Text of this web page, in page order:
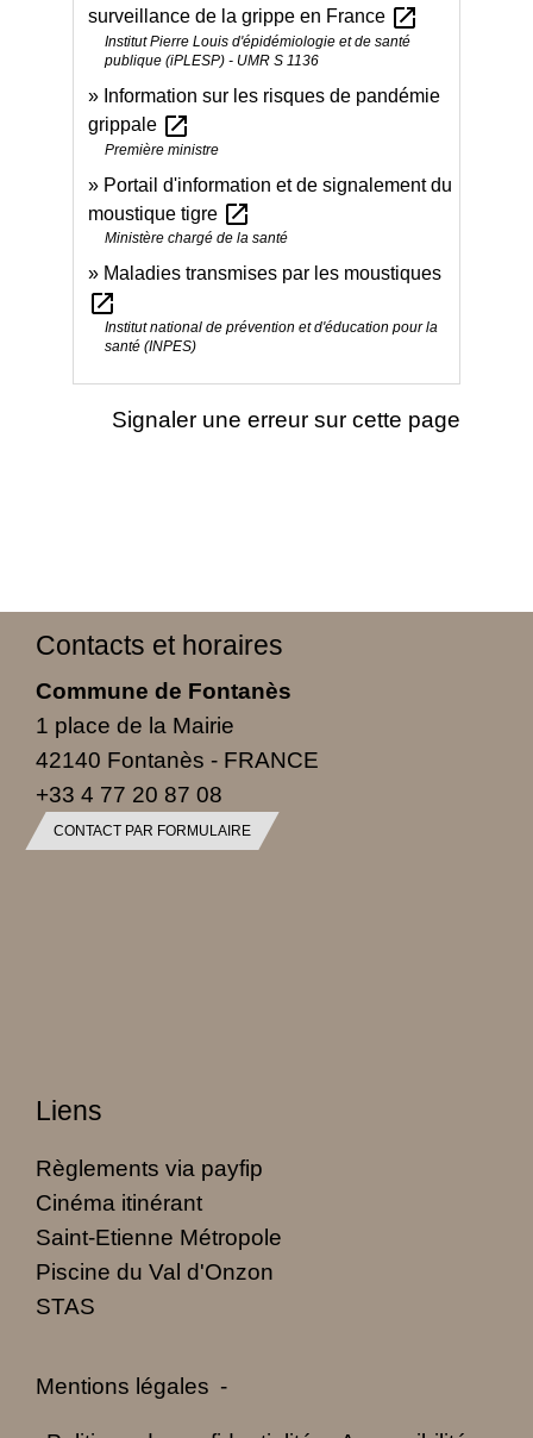
surveillance de la grippe en France open_in_new
Institut Pierre Louis d'épidémiologie et de santé
publique (iPLESP) - UMR S 1136
Information sur les risques de pandémie
grippale open_in_new
Première ministre
Portail d'information et de signalement du
moustique tigre open_in_new
Ministère chargé de la santé
Maladies transmises par les moustiques
open_in_new
Institut national de prévention et d'éducation pour la
santé (INPES)
Signaler une erreur sur cette page
Contacts et horaires
Commune de Fontanès
1 place de la Mairie
42140 Fontanès - FRANCE
+33 4 77 20 87 08
CONTACT PAR FORMULAIRE
Liens
Règlements via payfip
Cinéma itinérant
Saint-Etienne Métropole
Piscine du Val d'Onzon
STAS
Mentions légales -